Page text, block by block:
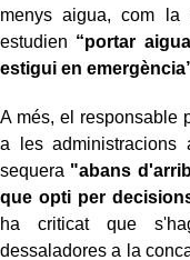
menys aigua, com
estudien “portar
estigui en
A més, el responsable
a les administracions
sequera "abans
que opti per
ha criticat que
dessaladores a la